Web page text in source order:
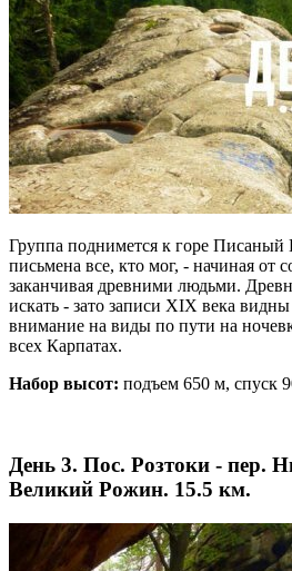
Группа поднимется к горе Писаный
письмена все, кто мог, - начиная от
заканчивая древними людьми.
искать - зато записи XIX века
внимание на виды по пути на
всех Карпатах.
Набор высот: подъем 650 м, спуск
День 3. Пос. Розтоки - пер.
Великий Рожин. 15.5 км.